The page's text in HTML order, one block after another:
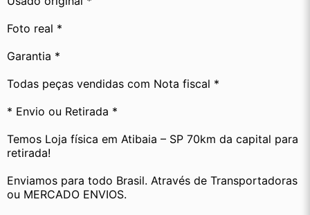
Foto real *
Garantia *
Todas peças vendidas com Nota fiscal *
* Envio ou Retirada *
Temos Loja física em Atibaia – SP 70km da capital para
retirada!
Enviamos para todo Brasil. Através de Transportadoras
ou MERCADO ENVIOS.